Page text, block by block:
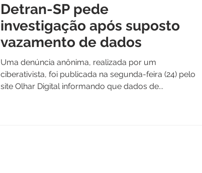
Detran-SP pede
investigação após suposto
vazamento de dados
Uma denúncia anônima, realizada por um
ciberativista, foi publicada na segunda-feira (24) pelo
site Olhar Digital informando que dados de...